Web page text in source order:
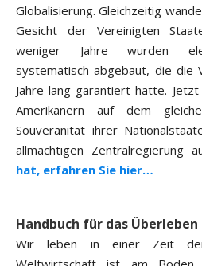
Globalisierung. Gleichzeitig
Gesicht der Vereinigten
weniger Jahre wurden
systematisch abgebaut, die die
Jahre lang garantiert hatte.
Amerikanern auf dem
Souveränität ihrer
allmächtigen Zentralregierung
hat, erfahren Sie hier…
Handbuch für das
Wir leben in einer Zeit